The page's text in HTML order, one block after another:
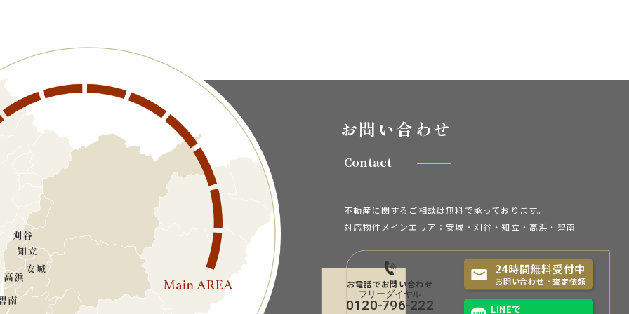
お問い合わせ
Contact
不動産に関するご相談は無料で承っております。
対応物件メインエリア：安城・刈谷・知立・ 高浜・碧南
お電話でお問い合わせ
0120-796-222
24時間無料受付中
お問い合わせ・査定依頼
LINEで